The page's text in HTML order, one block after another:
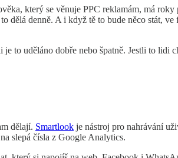
který se věnuje PPC reklamám, má
denně. A i když tě to bude něco stát,
to uděláno dobře nebo špatně. Jestli to
dělají. Smartlook je nástroj pro nahrávání
slepá čísla z Google Analytics.